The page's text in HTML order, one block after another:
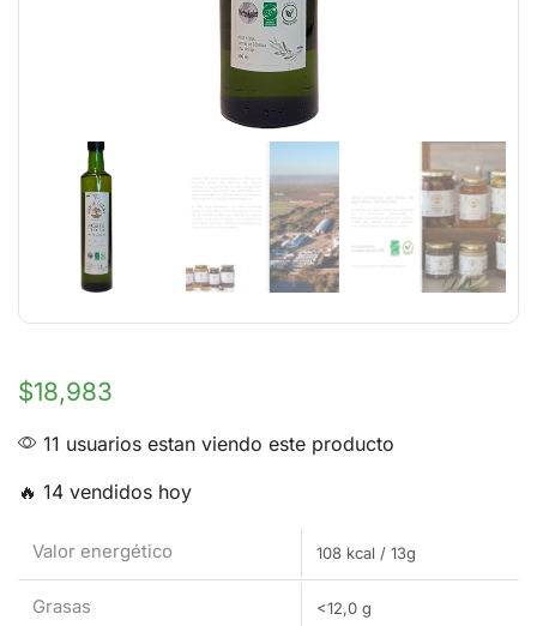
$18,983
11 usuarios estan viendo este producto
🔥 14 vendidos hoy
Valor energético 108 kcal / 13g
Grasas <12,0 g